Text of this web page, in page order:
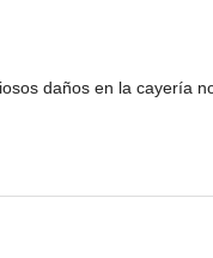
daños en la cayería